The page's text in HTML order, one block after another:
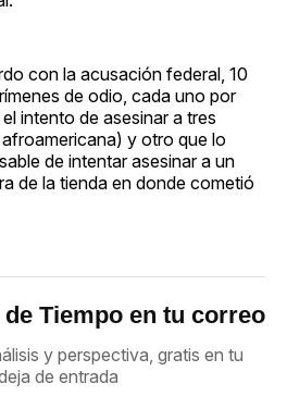
con la acusación federal, 10
de odio, cada uno por
intento de asesinar a tres
y otro que lo
de intentar asesinar a un
de la tienda en donde cometió
Tiempo en tu correo
y perspectiva, gratis en tu
de entrada